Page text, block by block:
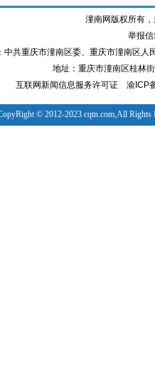
潼南网版权所有
举报
中共重庆市潼南区委、重庆市潼南区
地址：重庆市潼南区桂林
互联网新闻信息服务许可证
渝ICP
© 2012-2023 cqtn.com,All Rights